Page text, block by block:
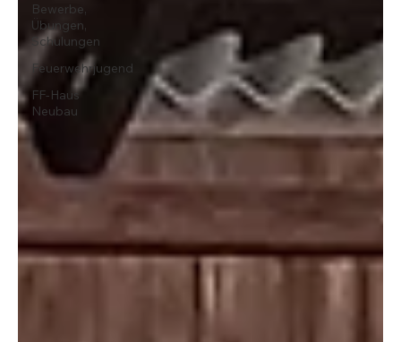
Bewerbe,
Übungen,
Schulungen
Feuerwehrjugend
FF-Haus
Neubau